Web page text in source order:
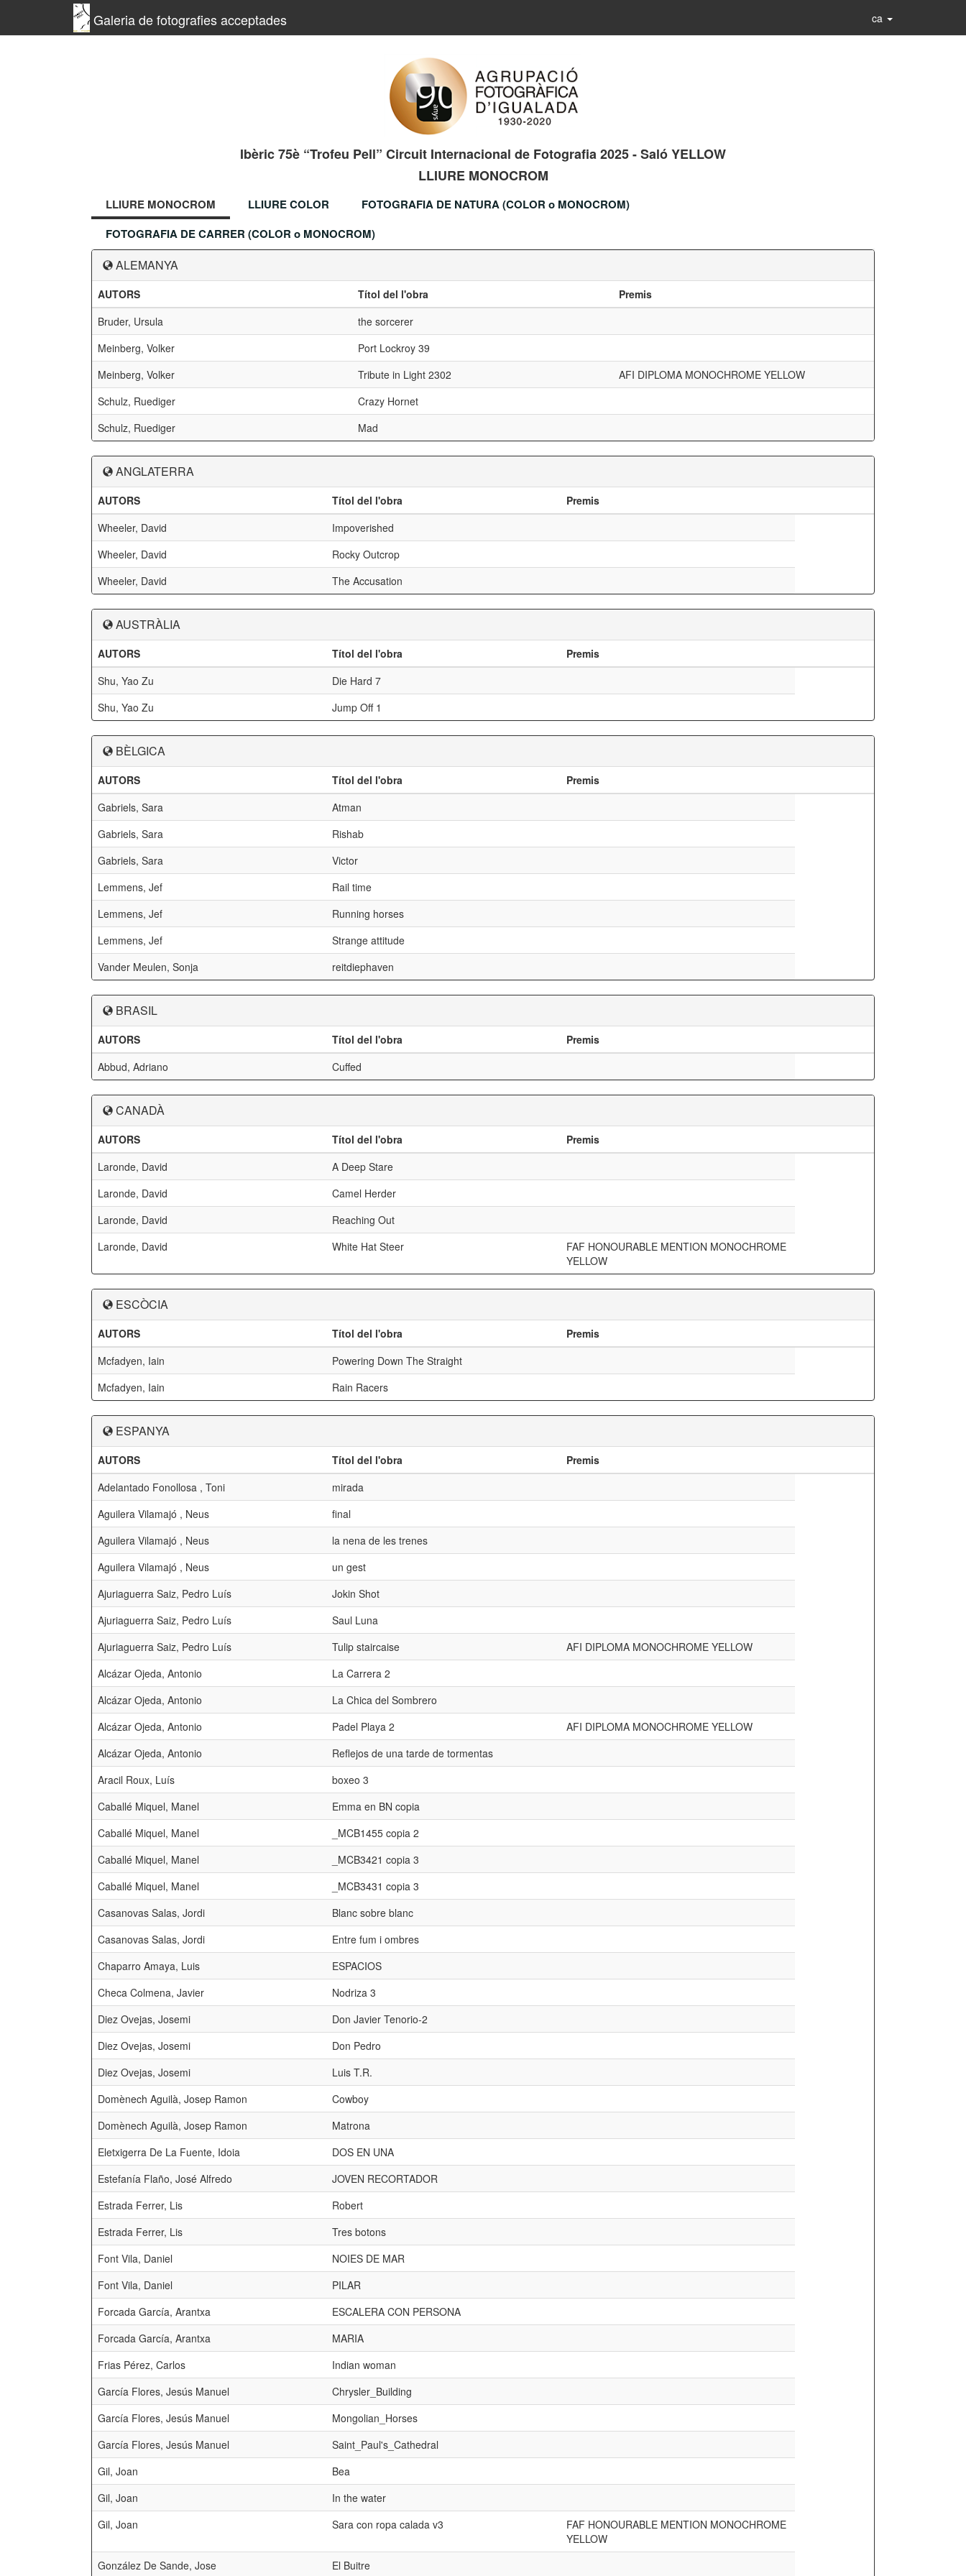
Galeria de fotografies acceptades ca
Ibèric 75è “Trofeu Pell” Circuit Internacional de Fotografia 2025 - Saló YELLOW
LLIURE MONOCROM
LLIURE MONOCROM LLIURE COLOR
FOTOGRAFIA DE NATURA (COLOR o MONOCROM)
FOTOGRAFIA DE CARRER (COLOR o MONOCROM)
ALEMANYA
AUTORS Títol del l'obra
Premis
Bruder, Ursula
the sorcerer
Meinberg, Volker
Port Lockroy 39
Meinberg, Volker
Tribute in Light 2302
AFI DIPLOMA MONOCHROME YELLOW
Schulz, Ruediger
Crazy Hornet
Schulz, Ruediger
Mad
ANGLATERRA
AUTORS Títol del l'obra
Premis
Wheeler, David
Impoverished
Wheeler, David
Rocky Outcrop
Wheeler, David
The Accusation
AUSTRÀLIA
AUTORS Títol del l'obra
Premis
Shu, Yao Zu
Die Hard 7
Shu, Yao Zu
Jump Off 1
BÈLGICA
AUTORS Títol del l'obra
Premis
Gabriels, Sara
Atman
Gabriels, Sara
Rishab
Gabriels, Sara
Victor
Lemmens, Jef
Rail time
Lemmens, Jef
Running horses
Lemmens, Jef
Strange attitude
Vander Meulen, Sonja
reitdiephaven
BRASIL
AUTORS Títol del l'obra
Premis
Abbud, Adriano
Cuffed
CANADÀ
AUTORS Títol del l'obra
Premis
Laronde, David
A Deep Stare
Laronde, David
Camel Herder
Laronde, David
Reaching Out
Laronde, David
White Hat Steer
FAF HONOURABLE MENTION MONOCHROME
YELLOW
ESCÒCIA
AUTORS Títol del l'obra
Premis
Mcfadyen, Iain
Powering Down The Straight
Mcfadyen, Iain
Rain Racers
ESPANYA
AUTORS Títol del l'obra
Premis
Adelantado Fonollosa , Toni
mirada
Aguilera Vilamajó , Neus
final
Aguilera Vilamajó , Neus
la nena de les trenes
Aguilera Vilamajó , Neus
un gest
Ajuriaguerra Saiz, Pedro Luís
Jokin Shot
Ajuriaguerra Saiz, Pedro Luís
Saul Luna
Ajuriaguerra Saiz, Pedro Luís
Tulip staircaise
AFI DIPLOMA MONOCHROME YELLOW
Alcázar Ojeda, Antonio
La Carrera 2
Alcázar Ojeda, Antonio
La Chica del Sombrero
Alcázar Ojeda, Antonio
Padel Playa 2
AFI DIPLOMA MONOCHROME YELLOW
Alcázar Ojeda, Antonio
Reflejos de una tarde de tormentas
Aracil Roux, Luís
boxeo 3
Caballé Miquel, Manel
Emma en BN copia
Caballé Miquel, Manel
_MCB1455 copia 2
Caballé Miquel, Manel
_MCB3421 copia 3
Caballé Miquel, Manel
_MCB3431 copia 3
Casanovas Salas, Jordi
Blanc sobre blanc
Casanovas Salas, Jordi
Entre fum i ombres
Chaparro Amaya, Luis
ESPACIOS
Checa Colmena, Javier
Nodriza 3
Diez Ovejas, Josemi
Don Javier Tenorio-2
Diez Ovejas, Josemi
Don Pedro
Diez Ovejas, Josemi
Luis T.R.
Domènech Aguilà, Josep Ramon
Cowboy
Domènech Aguilà, Josep Ramon
Matrona
Eletxigerra De La Fuente, Idoia
DOS EN UNA
Estefanía Flaño, José Alfredo
JOVEN RECORTADOR
Estrada Ferrer, Lis
Robert
Estrada Ferrer, Lis
Tres botons
Font Vila, Daniel
NOIES DE MAR
Font Vila, Daniel
PILAR
Forcada García, Arantxa
ESCALERA CON PERSONA
Forcada García, Arantxa
MARIA
Frias Pérez, Carlos
Indian woman
García Flores, Jesús Manuel
Chrysler_Building
García Flores, Jesús Manuel
Mongolian_Horses
García Flores, Jesús Manuel
Saint_Paul's_Cathedral
Gil, Joan
Bea
Gil, Joan
In the water
Gil, Joan
Sara con ropa calada v3
FAF HONOURABLE MENTION MONOCHROME
YELLOW
González De Sande, Jose
El Buitre